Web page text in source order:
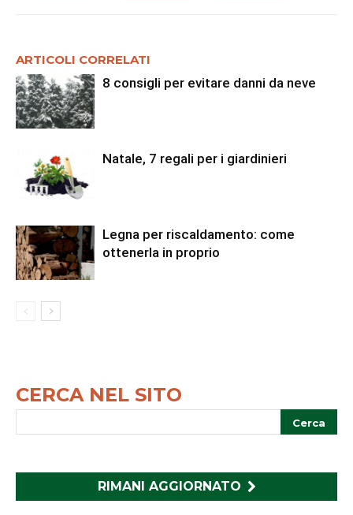
ARTICOLI CORRELATI
8 consigli per evitare danni da neve
Natale, 7 regali per i giardinieri
Legna per riscaldamento: come
ottenerla in proprio
CERCA NEL SITO
RIMANI AGGIORNATO